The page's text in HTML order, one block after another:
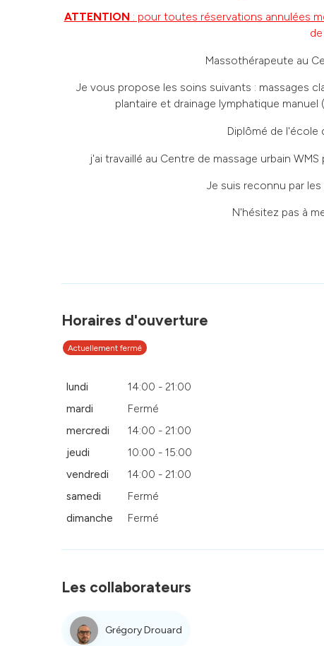
ATTENTION : pour toutes réservations annulées
Massothérapeute au
Je vous propose les soins suivants : massages
plantaire et drainage lymphatique manuel
Diplômé de l'école
j'ai travaillé au Centre de massage urbain
Je suis reconnu par
N'hésitez pas à
Horaires d'ouverture
Actuellement fermé
lundi
14:00 - 21:00
mardi
Fermé
mercredi
14:00 - 21:00
jeudi
10:00 - 15:00
vendredi
14:00 - 21:00
samedi
Fermé
dimanche
Fermé
Les collaborateurs
Grégory Drouard